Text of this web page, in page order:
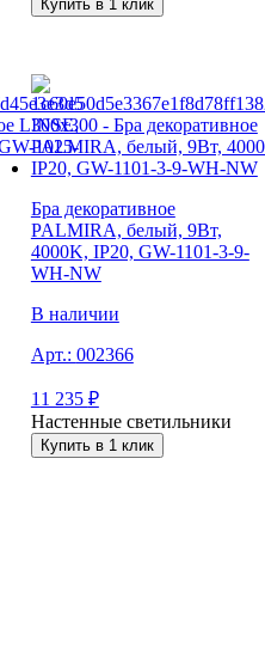
Купить в 1 клик
Бра декоративное
PALMIRA, белый, 9Вт,
4000K, IP20, GW-1101-3-9-
WH-NW
В наличии
Арт.: 002366
11 235 ₽
Настенные светильники
Купить в 1 клик